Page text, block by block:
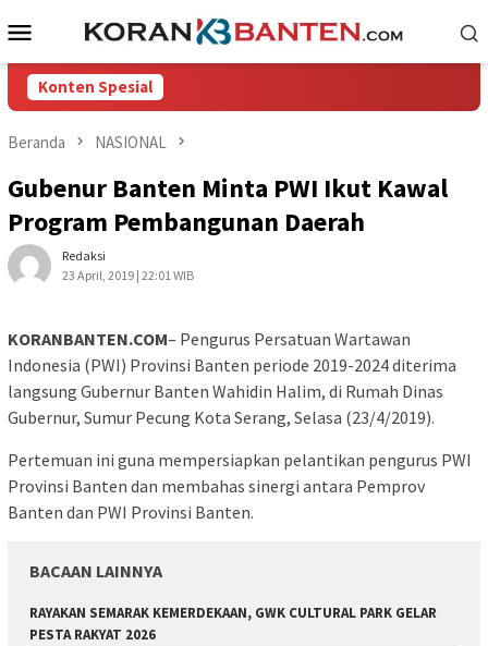
ke
Menu
Mobile
Konten Spesial
Beranda NASIONAL
Gubenur Banten Minta PWI Ikut Kawal
Program Pembangunan Daerah
Redaksi
23 April, 2019 | 22:01 WIB
KORANBANTEN.COM– Pengurus Persatuan Wartawan
Indonesia (PWI) Provinsi Banten periode 2019-2024 diterima
langsung Gubernur Banten Wahidin Halim, di Rumah Dinas
Gubernur, Sumur Pecung Kota Serang, Selasa (23/4/2019).
Pertemuan ini guna mempersiapkan pelantikan pengurus PWI
Provinsi Banten dan membahas sinergi antara Pemprov
Banten dan PWI Provinsi Banten.
BACAAN LAINNYA
RAYAKAN SEMARAK KEMERDEKAAN, GWK CULTURAL PARK GELAR
PESTA RAKYAT 2026